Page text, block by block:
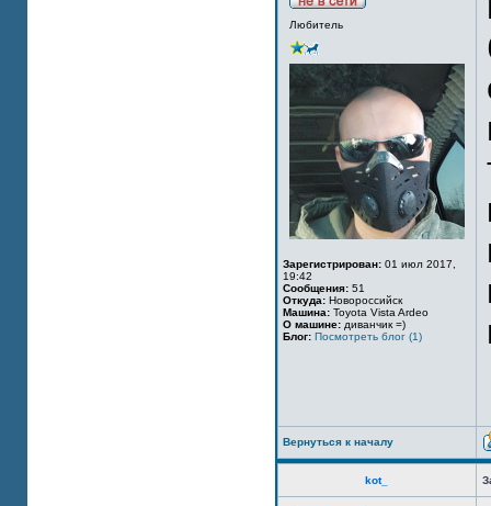
Любитель
Зарегистрирован: 01 июл 2017,
19:42
Сообщения: 51
Откуда: Новороссийск
Машина: Toyota Vista Ardeo
О машине: диванчик =)
Блог: Посмотреть блог (1)
Вернуться к началу
kot_